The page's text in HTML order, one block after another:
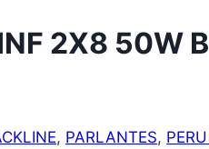
2X8 50W
, PARLANTES,